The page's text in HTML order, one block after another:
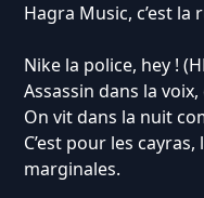
Hagra Music, c’est la
Nike la police, hey !
Assassin dans la voix,
On vit dans la nuit
C’est pour les
marginales.